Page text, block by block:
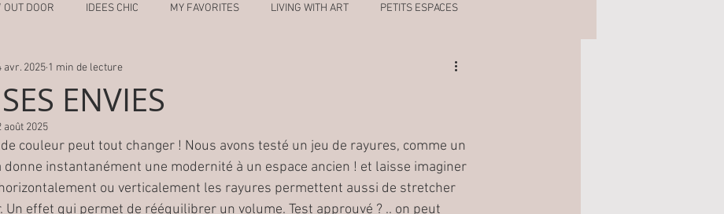
OUT DOOR IDEES CHIC MY FAVORITES LIVING WITH ART PETITS ESPACES
ENVIES
avr. 2025 1 min de lecture
août 2025
couleur peut tout changer ! Nous avons testé un jeu de rayures, comme un
donne instantanément une modernité à un espace ancien ! et laisse imaginer
ou verticalement les rayures permettent aussi de stretcher
Un effet qui permet de rééquilibrer un volume. Test approuvé ? .. on peut